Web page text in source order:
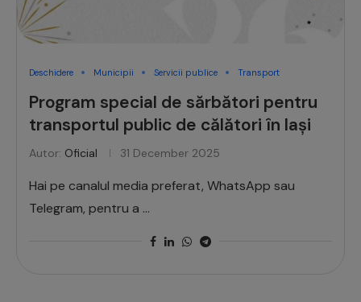
Deschidere Municipii Servicii publice Transport
Program special de sărbători pentru
transportul public de călători în Iași
Autor: Oficial 31 December 2025
Hai pe canalul media preferat, WhatsApp sau
Telegram, pentru a …